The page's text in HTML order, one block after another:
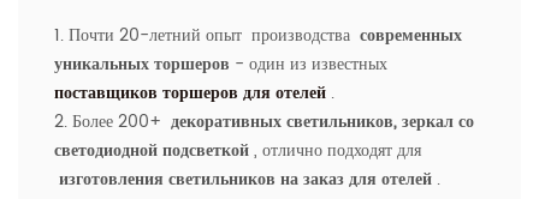
1. Почти 20-летний опыт производства современных
уникальных торшеров - один из известных
поставщиков торшеров для отелей .
2. Более 200+ декоративных светильников, зеркал со
светодиодной подсветкой, отлично подходят для
изготовления светильников на заказ для отелей .